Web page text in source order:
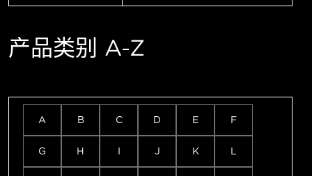
产品类别 A-Z
A B C D E F
G H I J K L